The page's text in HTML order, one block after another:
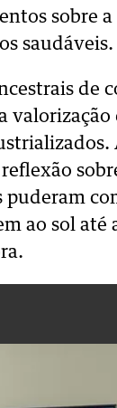
sobre
saudáveis.
de
ao sol até